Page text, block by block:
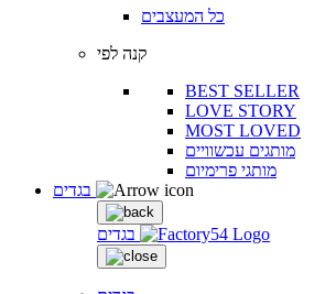
כל המעצבים
קנה לפי
BEST SELLER
LOVE STORY
MOST LOVED
מותגים עכשוויים
מותגי פרימיום
בגדים